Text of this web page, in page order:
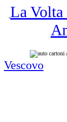
La Volta
Vescovo